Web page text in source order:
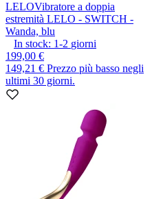
LELOVibratore a doppia
estremità LELO - SWITCH -
Wanda, blu
In stock: 1-2 giorni
199,00 €
149,21 € Prezzo più basso negli
ultimi 30 giorni.